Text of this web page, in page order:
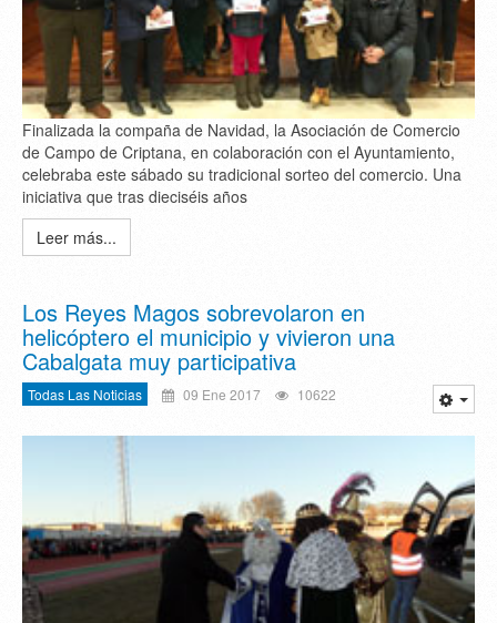
Finalizada la compaña de Navidad, la Asociación de Comercio
de Campo de Criptana, en colaboración con el Ayuntamiento,
celebraba este sábado su tradicional sorteo del comercio. Una
iniciativa que tras dieciséis años
Leer más...
Los Reyes Magos sobrevolaron en
helicóptero el municipio y vivieron una
Cabalgata muy participativa
Todas Las Noticias 09 Ene 2017 10622